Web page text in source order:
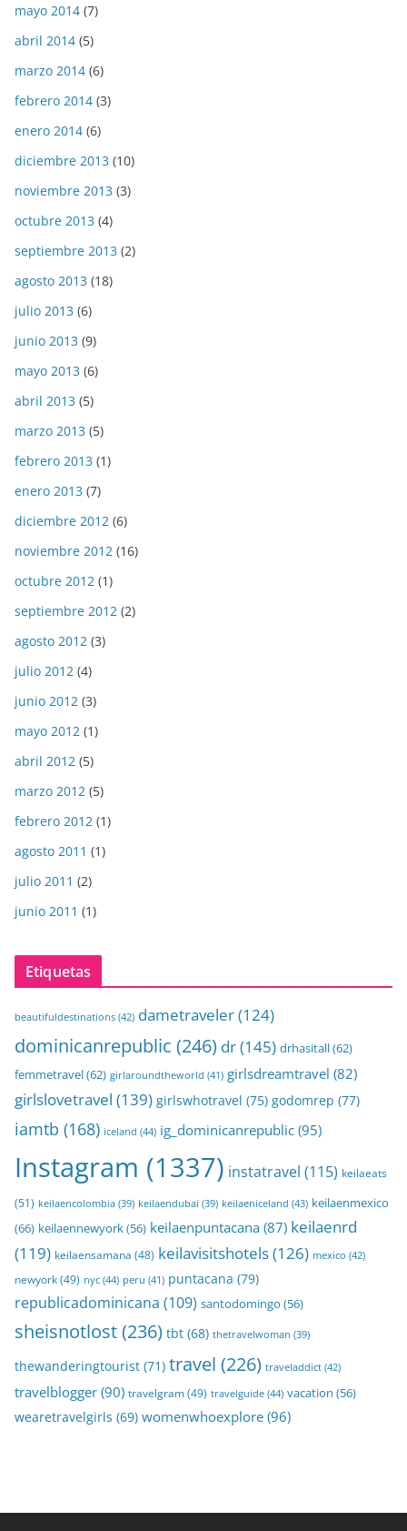
mayo 2014 (7)
abril 2014 (5)
marzo 2014 (6)
febrero 2014 (3)
enero 2014 (6)
diciembre 2013 (10)
noviembre 2013 (3)
octubre 2013 (4)
septiembre 2013 (2)
agosto 2013 (18)
julio 2013 (6)
junio 2013 (9)
mayo 2013 (6)
abril 2013 (5)
marzo 2013 (5)
febrero 2013 (1)
enero 2013 (7)
diciembre 2012 (6)
noviembre 2012 (16)
octubre 2012 (1)
septiembre 2012 (2)
agosto 2012 (3)
julio 2012 (4)
junio 2012 (3)
mayo 2012 (1)
abril 2012 (5)
marzo 2012 (5)
febrero 2012 (1)
agosto 2011 (1)
julio 2011 (2)
junio 2011 (1)
Etiquetas
beautifuldestinations (42) dametraveler(124)
dominicanrepublic (246) dr(145) drhasitall(62)
femmetravel(62) girlaroundtheworld (41) girlsdreamtravel (82)
girlslovetravel (139) girlswhotravel (75) godomrep (77)
iamtb (168) iceland (44) ig_dominicanrepublic (95)
Instagram (1337) instatravel (115) keilaeats
(51) keilaencolombia (39) keilaendubai (39) keilaeniceland (43) keilaenmexico
(66) keilaennewyork(56) keilaenpuntacana (87) keilaenrd
(119) keilaensamana (48) keilavisitshotels(126) mexico (42)
newyork(49) nyc (44) peru (41) puntacana (79)
republicadominicana (109) santodomingo (56)
sheisnotlost(236) tbt (68) thetravelwoman (39)
thewanderingtourist (71) travel (226) traveladdict (42)
travelblogger (90) travelgram(49) travelguide (44) vacation (56)
wearetravelgirls (69) womenwhoexplore(96)